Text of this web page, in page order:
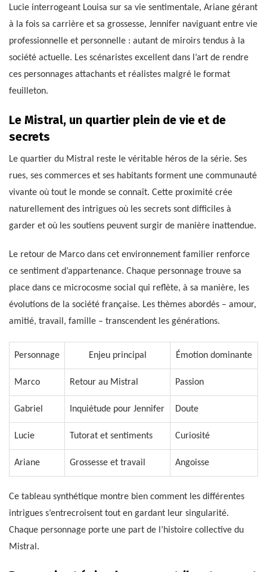
Lucie interrogeant Louisa sur sa vie sentimentale, Ariane gérant
à la fois sa carrière et sa grossesse, Jennifer naviguant entre vie
professionnelle et personnelle : autant de miroirs tendus à la
société actuelle. Les scénaristes excellent dans l’art de rendre
ces personnages attachants et réalistes malgré le format
feuilleton.
Le Mistral, un quartier plein de vie et de
secrets
Le quartier du Mistral reste le véritable héros de la série. Ses
rues, ses commerces et ses habitants forment une communauté
vivante où tout le monde se connaît. Cette proximité crée
naturellement des intrigues où les secrets sont difficiles à
garder et où les soutiens peuvent surgir de manière inattendue.
Le retour de Marco dans cet environnement familier renforce
ce sentiment d’appartenance. Chaque personnage trouve sa
place dans ce microcosme social qui reflète, à sa manière, les
évolutions de la société française. Les thèmes abordés – amour,
amitié, travail, famille – transcendent les générations.
Personnage Enjeu principal Émotion dominante
Marco Retour au Mistral Passion
Gabriel Inquiétude pour Jennifer Doute
Lucie Tutorat et sentiments Curiosité
Ariane Grossesse et travail Angoisse
Ce tableau synthétique montre bien comment les différentes
intrigues s’entrecroisent tout en gardant leur singularité.
Chaque personnage porte une part de l’histoire collective du
Mistral.